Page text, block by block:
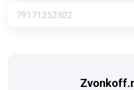
79171252302